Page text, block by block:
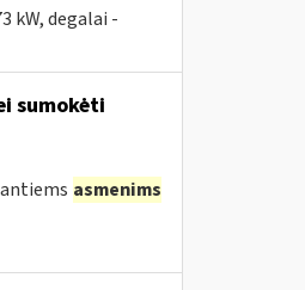
kW, degalai -
sumokėti
asmenims